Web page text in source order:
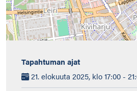
Tapahtuman ajat
21. elokuuta 2025, klo 17:00 -